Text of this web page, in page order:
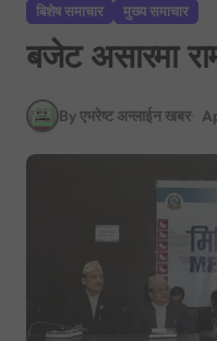
बिशेष समाचार मुख्य समाचार
बजेट असारमा
By एभरेष्ट अन्लाईन खबर